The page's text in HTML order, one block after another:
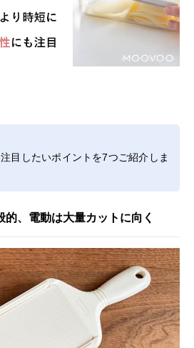
目したいポイントを7つご紹介しま
、電動は大量カットに向く